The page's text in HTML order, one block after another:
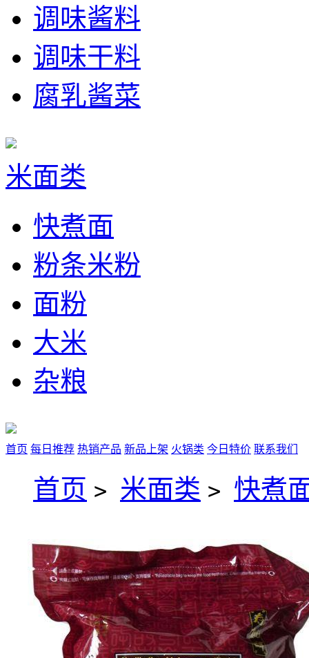
调味酱料
调味干料
腐乳酱菜
米面类
快煮面
粉条米粉
面粉
大米
杂粮
首页 每日推荐 热销产品 新品上架 火锅类 今日特价 联系我们
首页 > 米面类 > 快煮